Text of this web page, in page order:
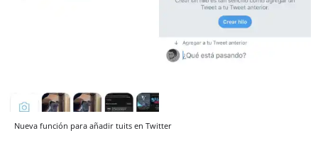
Nueva función para añadir tuits en Twitter